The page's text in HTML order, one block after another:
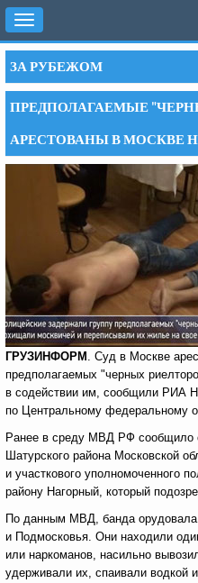
Toggle
navigation
ЗА РУБЕЖОМ
ПРЕДПОЛАГАЕМЫЕ
АРЕСТОВАНЫ В МОСКВЕ
ГРУЗИНФОРМ . Суд в Москве
предполагаемых "черных
в содействии им, сообщили РИА
по Центральному федеральному
Ранее в среду МВД РФ сообщило
Шатурского района Московской
и участкового уполномоченного
району Нагорный, который
По данным МВД, банда орудовала
и Подмосковья. Они находили
или наркоманов, насильно
удерживали их, спаивали водкой